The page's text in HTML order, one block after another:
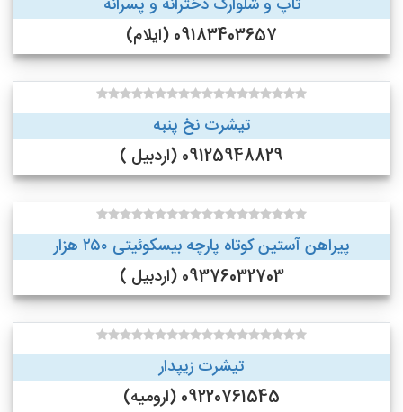
تاپ و شلوارک دخترانه و پسرانه
09183403657 (ایلام)
تیشرت نخ پنبه
09125948829 (اردبیل )
پیراهن آستین کوتاه پارچه بیسکوئیتی ۲۵۰ هزار
09376032703 (اردبیل )
تیشرت زیپدار
09220761545 (ارومیه)